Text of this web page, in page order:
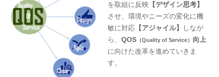
を取組に反映 【デザイン思考】
させ、環境やニーズの変化に機
敏に対応 【アジャイル】
しなが
ら、QOS （Quality of Service） 向上
に向けた改革を進めていきま
す。